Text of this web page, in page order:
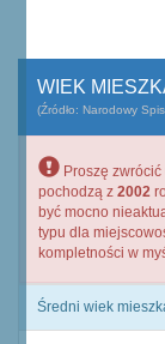
WIEK
(Źródło: Narodowy
Proszę
pochodzą z 2002
być mocno
typu dla
kompletności w
Średni wiek